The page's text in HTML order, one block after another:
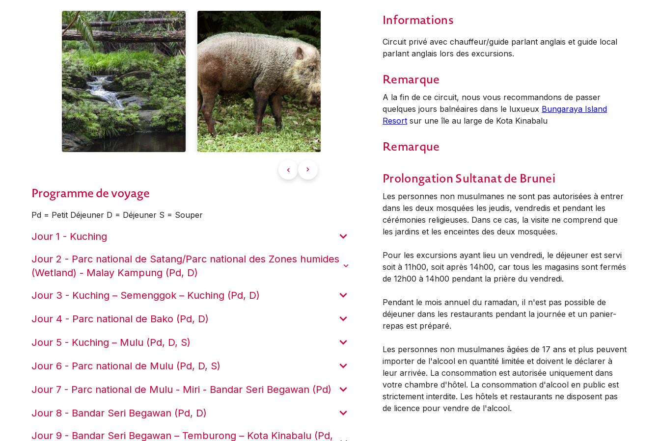
Programme de voyage
Pd = Petit Déjeuner D = Déjeuner S = Souper
Jour 1 - Kuching
Jour 2 - Parc national de Satang/Parc national des Zones humides
(Wetland) - Malay Kampung (Pd, D)
Jour 3 - Kuching – Semenggok – Kuching (Pd, D)
Jour 4 - Parc national de Bako (Pd, D)
Jour 5 - Kuching – Mulu (Pd, D, S)
Jour 6 - Parc national de Mulu (Pd, D, S)
Jour 7 - Parc national de Mulu - Miri - Bandar Seri Begawan (Pd)
Jour 8 - Bandar Seri Begawan (Pd, D)
Jour 9 - Bandar Seri Begawan – Temburong – Kota Kinabalu (Pd,
Informations
Circuit privé avec chauffeur/guide parlant anglais et guide local
parlant anglais lors des excursions.
Remarque
A la fin de ce circuit, nous vous recommandons de passer
quelques jours balnéaires dans le luxueux Bungaraya Island
Resort sur une île au large de Kota Kinabalu
Remarque
Prolongation Sultanat de Brunei
Les personnes non musulmanes ne sont pas autorisées à entrer
dans les deux mosquées les jeudis, vendredis et pendant les
cérémonies religieuses. Dans ce cas, la visite ne comprend que
les jardins et les enceintes des deux mosquées.
Pour les excursions ayant lieu un vendredi, le déjeuner est servi
soit à 11h00, soit après 14h00, car tous les magasins sont fermés
de 12h00 à 14h00 pendant la prière du vendredi.
Pendant le mois annuel du ramadan, il n'est pas possible de
déjeuner dans les restaurants pendant la journée et un panier-
repas est préparé.
Les personnes non musulmanes âgées de 17 ans et plus peuvent
importer de l'alcool en quantité limitée et doivent le déclarer à
leur arrivée. La consommation est autorisée uniquement dans
votre chambre d'hôtel. La consommation d'alcool en public est
strictement interdite. Les hôtels et restaurants ne disposent pas
de licence pour vendre de l'alcool.